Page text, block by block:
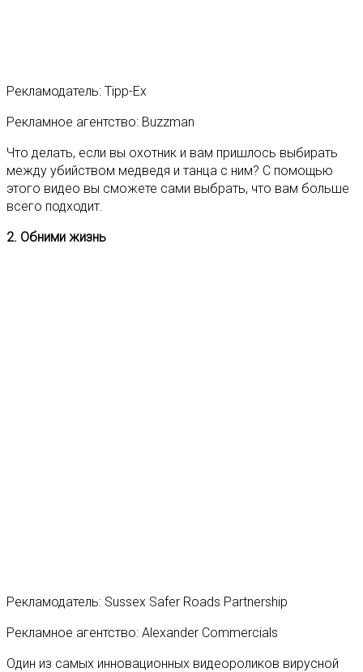
Рекламодатель: Tipp-Ex
Рекламное агентство: Buzzman
Что делать, если вы охотник и вам пришлось выбирать
между убийством медведя и танца с ним? С помощью
этого видео вы сможете сами выбрать, что вам больше
всего подходит.
2. Обними жизнь
Рекламодатель: Sussex Safer Roads Partnership
Рекламное агентство: Alexander Commercials
Один из самых инновационных видеороликов вирусной